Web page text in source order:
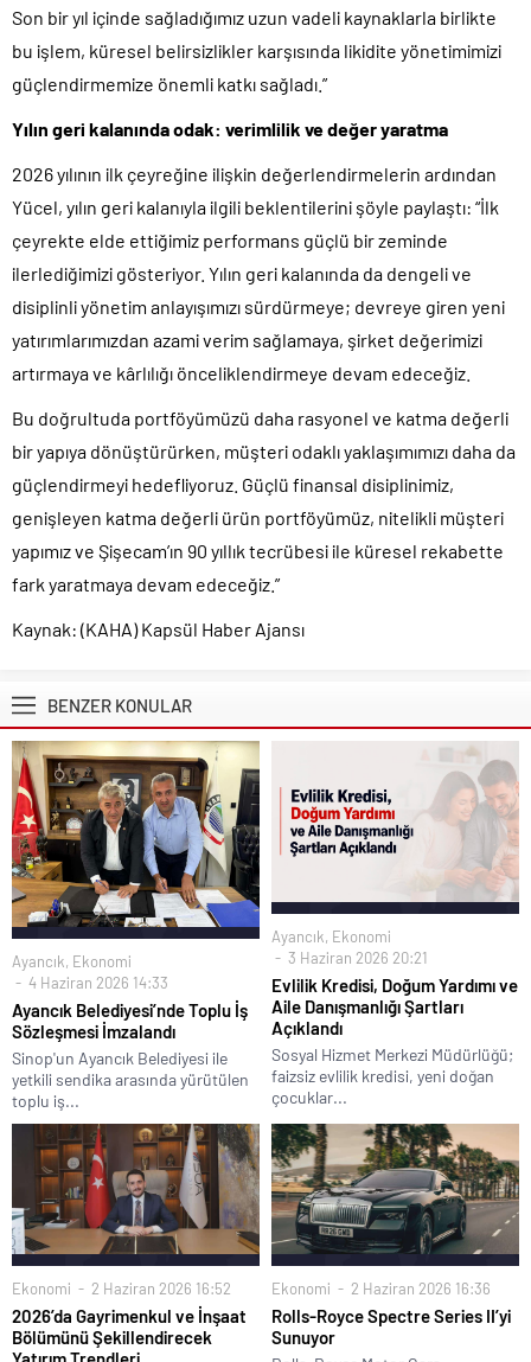
Son bir yıl içinde sağladığımız uzun vadeli kaynaklarla birlikte
bu işlem, küresel belirsizlikler karşısında likidite yönetimimizi
güçlendirmemize önemli katkı sağladı.”
Yılın geri kalanında odak: verimlilik ve değer yaratma
2026 yılının ilk çeyreğine ilişkin değerlendirmelerin ardından
Yücel, yılın geri kalanıyla ilgili beklentilerini şöyle paylaştı: “İlk
çeyrekte elde ettiğimiz performans güçlü bir zeminde
ilerlediğimizi gösteriyor. Yılın geri kalanında da dengeli ve
disiplinli yönetim anlayışımızı sürdürmeye; devreye giren yeni
yatırımlarımızdan azami verim sağlamaya, şirket değerimizi
artırmaya ve kârlılığı önceliklendirmeye devam edeceğiz.
Bu doğrultuda portföyümüzü daha rasyonel ve katma değerli
bir yapıya dönüştürürken, müşteri odaklı yaklaşımımızı daha da
güçlendirmeyi hedefliyoruz. Güçlü finansal disiplinimiz,
genişleyen katma değerli ürün portföyümüz, nitelikli müşteri
yapımız ve Şişecam’ın 90 yıllık tecrübesi ile küresel rekabette
fark yaratmaya devam edeceğiz.”
Kaynak: (KAHA) Kapsül Haber Ajansı
BENZER KONULAR
Ayancık, Ekonomi
4 Haziran 2026 14:33
Ayancık Belediyesi’nde Toplu İş
Sözleşmesi İmzalandı
Sinop'un Ayancık Belediyesi ile
yetkili sendika arasında yürütülen
toplu iş...
Ayancık, Ekonomi
3 Haziran 2026 20:21
Evlilik Kredisi, Doğum Yardımı ve
Aile Danışmanlığı Şartları
Açıklandı
Sosyal Hizmet Merkezi Müdürlüğü;
faizsiz evlilik kredisi, yeni doğan
çocuklar...
Ekonomi 2 Haziran 2026 16:52
2026’da Gayrimenkul ve İnşaat
Bölümünü Şekillendirecek
Ekonomi 2 Haziran 2026 16:36
Rolls-Royce Spectre Series II’yi
Sunuyor